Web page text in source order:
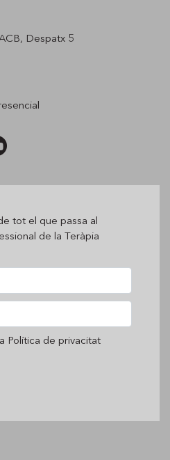
Despatx 5
tot el que passa al
de la Teràpia
Política de privacitat